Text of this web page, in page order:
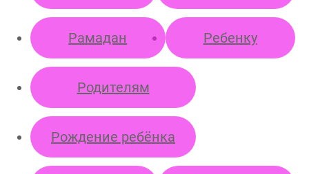
Рамадан Ребенку
Родителям
Рождение ребёнка